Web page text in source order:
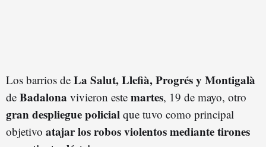
Los barrios de La Salut, Llefià, Progrés y Montigalà
de Badalona vivieron este martes, 19 de mayo, otro
gran despliegue policial que tuvo como principal
objetivo atajar los robos violentos mediante tirones